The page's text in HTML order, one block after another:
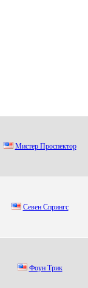
Mиcтеp Пpоcпектоp
Севен Спрингc
Фoун Трик